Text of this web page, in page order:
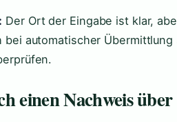
Der Ort der Eingabe ist klar,
bei automatischer
einen Nachweis